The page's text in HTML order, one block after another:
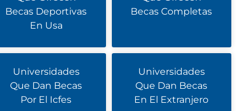
Becas Deportivas
En Usa
Becas Completas
Universidades
Que Dan Becas
Por El Icfes
Universidades
Que Dan Becas
En El Extranjero